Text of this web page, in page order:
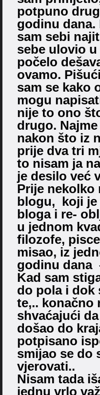
potpuno
godinu dana.
sam sebi
sebe ulovio
počelo
ovamo.
sam se kako
mogu
nije to ono
drugo.
nakon što iz
prije dva tri
to nisam ja
je desilo već
Prije nekolko
blogu, koji je
bloga i re-
u jednom
filozofe,
misao, iz
godinu dana
Kad sam
do pola i dok
te,.. konačno
shvaćajući
došao do
potpisano
smijao se do
vjerovati..
Nisam tada
jednu vrlo